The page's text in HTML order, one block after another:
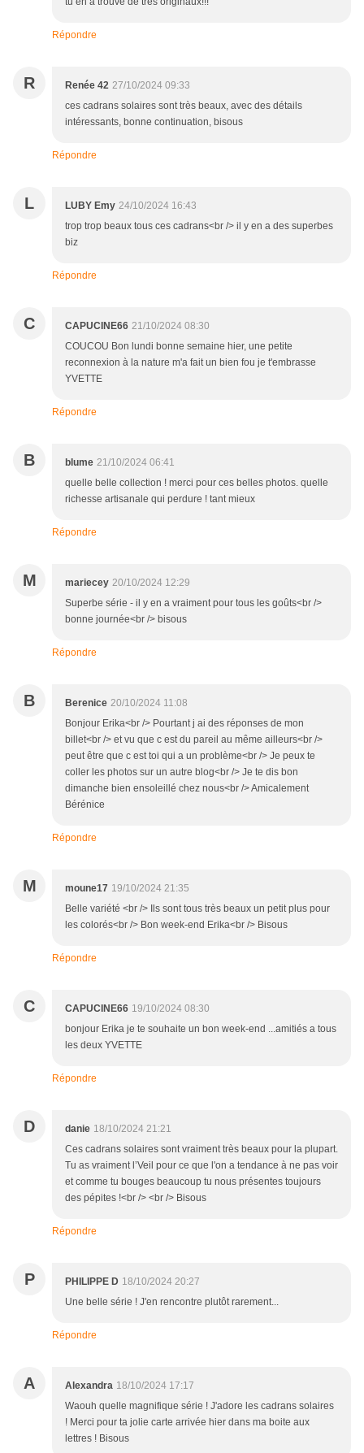
Répondre
R Renée 42 27/10/2024 09:33
ces cadrans solaires sont très beaux, avec des détails
intéressants, bonne continuation, bisous
Répondre
L LUBY Emy 24/10/2024 16:43
trop trop beaux tous ces cadrans<br /> il y en a des superbes
biz
Répondre
C CAPUCINE66 21/10/2024 08:30
COUCOU Bon lundi bonne semaine hier, une petite
reconnexion à la nature m'a fait un bien fou je t'embrasse
YVETTE
Répondre
B blume 21/10/2024 06:41
quelle belle collection ! merci pour ces belles photos. quelle
richesse artisanale qui perdure ! tant mieux
Répondre
M mariecey 20/10/2024 12:29
Superbe série - il y en a vraiment pour tous les goûts<br />
bonne journée<br /> bisous
Répondre
B Berenice 20/10/2024 11:08
Bonjour Erika<br /> Pourtant j ai des réponses de mon
billet<br /> et vu que c est du pareil au même ailleurs<br />
peut être que c est toi qui a un problème<br /> Je peux te
coller les photos sur un autre blog<br /> Je te dis bon
dimanche bien ensoleillé chez nous<br /> Amicalement
Bérénice
Répondre
M moune17 19/10/2024 21:35
Belle variété <br /> Ils sont tous très beaux un petit plus pour
les colorés<br /> Bon week-end Erika<br /> Bisous
Répondre
C CAPUCINE66 19/10/2024 08:30
bonjour Erika je te souhaite un bon week-end ...amitiés a tous
les deux YVETTE
Répondre
D danie 18/10/2024 21:21
Ces cadrans solaires sont vraiment très beaux pour la plupart.
Tu as vraiment l’Veil pour ce que l'on a tendance à ne pas voir
et comme tu bouges beaucoup tu nous présentes toujours
des pépites !<br /> <br /> Bisous
Répondre
P PHILIPPE D 18/10/2024 20:27
Une belle série ! J'en rencontre plutôt rarement...
Répondre
A Alexandra 18/10/2024 17:17
Waouh quelle magnifique série ! J'adore les cadrans solaires
! Merci pour ta jolie carte arrivée hier dans ma boite aux
lettres ! Bisous